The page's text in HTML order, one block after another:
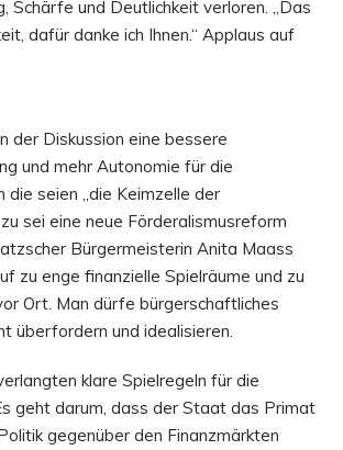
Schärfe und Deutlichkeit verloren. „Das
dafür danke ich Ihnen.“ Applaus auf
der Diskussion eine bessere
und mehr Autonomie für die
die seien „die Keimzelle der
sei eine neue Förderalismusreform
Bürgermeisterin Anita Maass
zu enge finanzielle Spielräume und zu
Ort. Man dürfe bürgerschaftliches
überfordern und idealisieren.
klare Spielregeln für die
geht darum, dass der Staat das Primat
gegenüber den Finanzmärkten